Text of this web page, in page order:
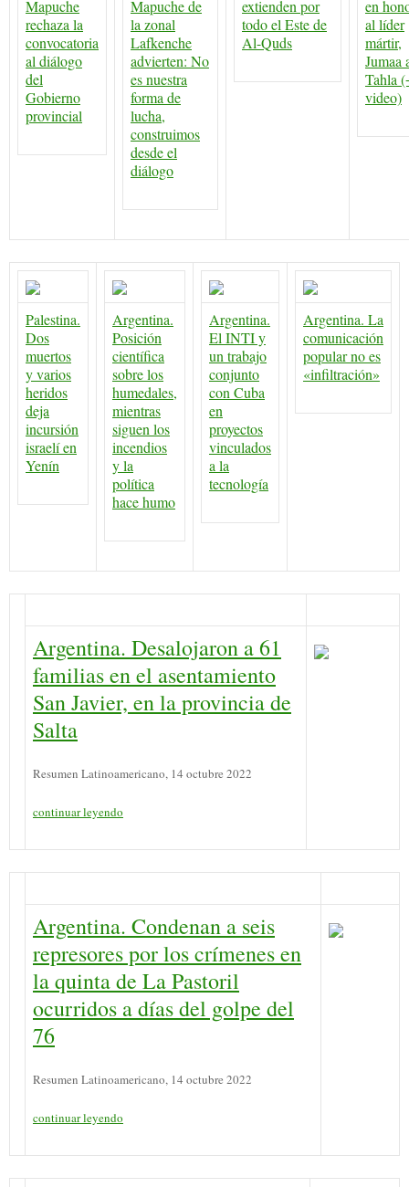
Mapuche
rechaza la
convocatoria
al diálogo
del
Gobierno
provincial
Mapuche de
la zonal
Lafkenche
advierten: No
es nuestra
forma de
lucha,
construimos
desde el
diálogo
extienden por
todo el Este de
Al-Quds
en
al líder
mártir,
Jumaa
Tahla
video)
Palestina.
Dos
muertos
y varios
heridos
deja
incursión
israelí en
Yenín
Argentina.
Posición
científica
sobre los
humedales,
mientras
siguen los
incendios
y la
política
hace humo
Argentina.
El INTI y
un trabajo
conjunto
con Cuba
en
proyectos
vinculados
a la
tecnología
Argentina. La
comunicación
popular no es
«infiltración»
Argentina. Desalojaron a 61
familias en el asentamiento
San Javier, en la provincia de
Salta
Resumen Latinoamericano, 14 octubre 2022
continuar leyendo
Argentina. Condenan a seis
represores por los crímenes en
la quinta de La Pastoril
ocurridos a días del golpe del
76
Resumen Latinoamericano, 14 octubre 2022
continuar leyendo